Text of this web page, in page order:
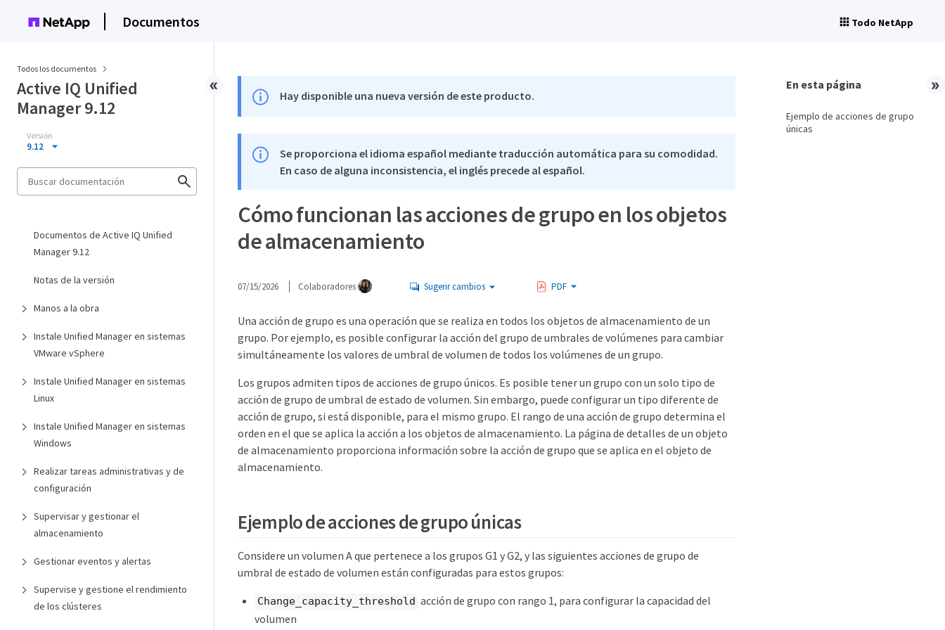
Documentos Todo NetApp
Todos los documentos
Active IQ Unified
Manager 9.12
Versión
9.12
Documentos de Active IQ Unified
Manager 9.12
Notas de la versión
Manos a la obra
Instale Unified Manager en sistemas
VMware vSphere
Instale Unified Manager en sistemas
Linux
Instale Unified Manager en sistemas
Windows
Realizar tareas administrativas y de
configuración
Supervisar y gestionar el
almacenamiento
Gestionar eventos y alertas
Supervise y gestione el rendimiento
de los clústeres
Hay disponible una nueva versión de este producto.
Se proporciona el idioma español mediante traducción automática para su comodidad.
En caso de alguna inconsistencia, el inglés precede al español.
Cómo funcionan las acciones de grupo en los objetos
de almacenamiento
07/15/2026 Colaboradores Sugerir cambios PDF
Una acción de grupo es una operación que se realiza en todos los objetos de almacenamiento de un
grupo. Por ejemplo, es posible configurar la acción del grupo de umbrales de volúmenes para cambiar
simultáneamente los valores de umbral de volumen de todos los volúmenes de un grupo.
Los grupos admiten tipos de acciones de grupo únicos. Es posible tener un grupo con un solo tipo de
acción de grupo de umbral de estado de volumen. Sin embargo, puede configurar un tipo diferente de
acción de grupo, si está disponible, para el mismo grupo. El rango de una acción de grupo determina el
orden en el que se aplica la acción a los objetos de almacenamiento. La página de detalles de un objeto
de almacenamiento proporciona información sobre la acción de grupo que se aplica en el objeto de
almacenamiento.
Ejemplo de acciones de grupo únicas
Considere un volumen A que pertenece a los grupos G1 y G2, y las siguientes acciones de grupo de
umbral de estado de volumen están configuradas para estos grupos:
Change_capacity_threshold acción de grupo con rango 1, para configurar la capacidad del
volumen
En esta página
Ejemplo de acciones de grupo
únicas